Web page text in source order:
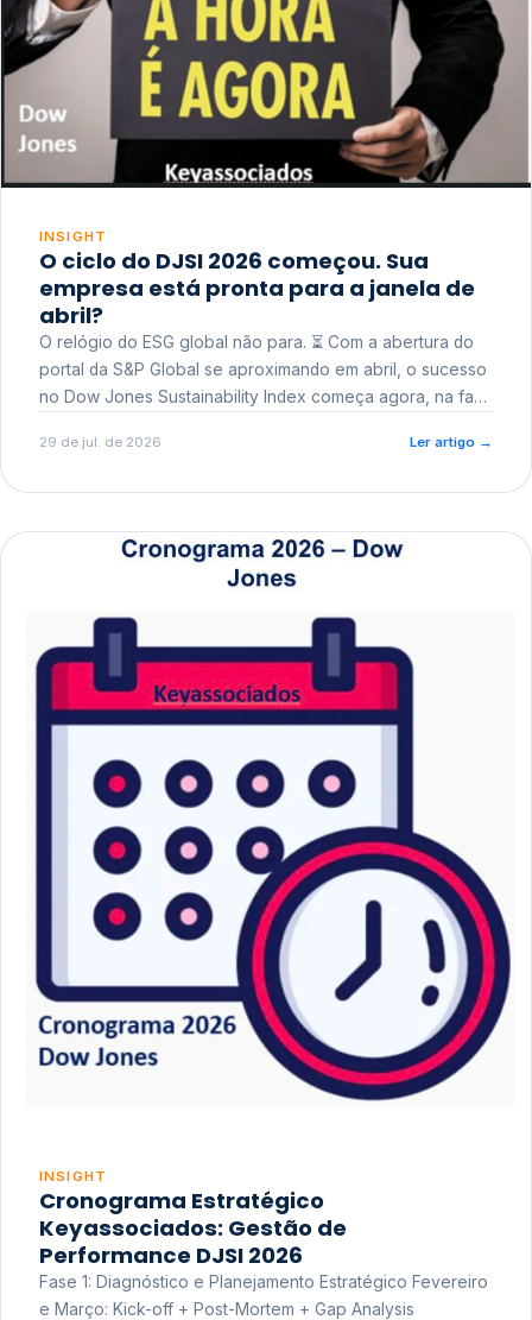
INSIGHT
O ciclo do DJSI 2026 começou. Sua
empresa está pronta para a janela de
abril?
O relógio do ESG global não para. ⏳ Com a abertura do
portal da S&P Global se aproximando em abril, o sucesso
no Dow Jones Sustainability Index começa agora, na fase
29 de jul. de 2026 Ler artigo →
INSIGHT
Cronograma Estratégico
Keyassociados: Gestão de
Performance DJSI 2026
Fase 1: Diagnóstico e Planejamento Estratégico Fevereiro
e Março: Kick-off + Post-Mortem + Gap Analysis